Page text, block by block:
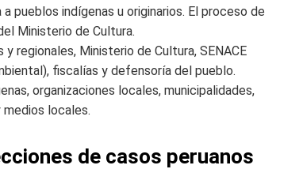
pueblos indígenas u originarios. El proceso de
Ministerio de Cultura.
regionales, Ministerio de Cultura, SENACE
fiscalías y defensoría del pueblo.
organizaciones locales, municipalidades,
medios locales.
de casos peruanos